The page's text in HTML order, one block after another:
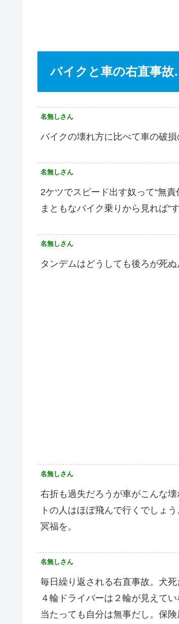
バイクと車の右直事故
名無しさん
バイクの壊れ方に比べて車の破
名無しさん
2ケツでスピード出す奴って“無責
まともなバイク乗りから見れば“
名無しさん
タンデムはどうしても後ろが死ぬ
名無しさん
右折も過失だろうが車がこんな
トの人はほぼ飛んで行くでしょ
冥福を。
名無しさん
毎日繰り返される右直事故。犬死
４輪ドライバーは２輪が見えてい
当たっても自分は無事だし。保険